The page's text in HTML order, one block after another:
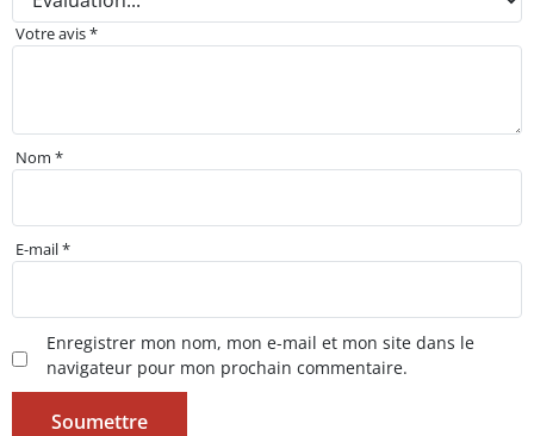
Votre avis*
Nom*
E-mail*
Enregistrer mon nom, mon e-mail et mon site dans le
navigateur pour mon prochain commentaire.